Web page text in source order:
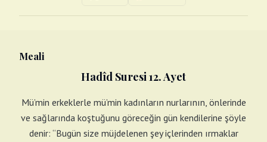
Meali
Hadîd Suresi 12. Ayet
Mü’min erkeklerle mü’min kadınların nurlarının, önlerinde
ve sağlarında koştuğunu göreceğin gün kendilerine şöyle
denir: “Bugün size müjdelenen şey içlerinden ırmaklar